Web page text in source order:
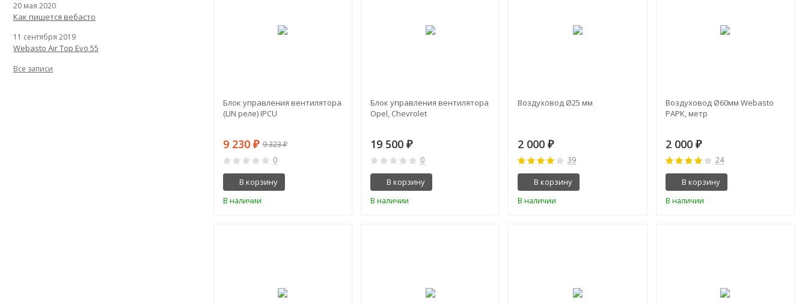
Блок управления вентилятора
(LIN реле) IPCU
9 230 ₽ 9 323₽
0
В корзину
В наличии
Блок управления вентилятора
Opel, Chevrolet
19 500 ₽
0
В корзину
В наличии
Воздуховод Ø25 мм
2 000₽
39
В корзину
В наличии
Воздуховод Ø60мм Webasto
PAPK, метр
2 000 ₽
24
В корзину
В наличии
20 мая 2020
Как пишется вебасто
11 сентября 2019
Webasto Air Top Evo 55
Все записи